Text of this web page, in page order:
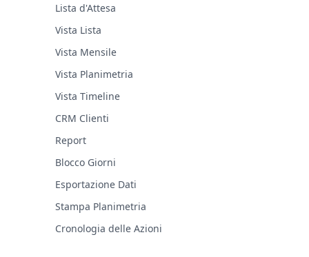
Lista d'Attesa
Vista Lista
Vista Mensile
Vista Planimetria
Vista Timeline
CRM Clienti
Report
Blocco Giorni
Esportazione Dati
Stampa Planimetria
Cronologia delle Azioni